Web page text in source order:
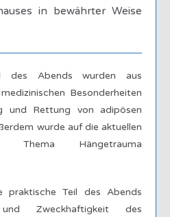
in bewährter Weise
des Abends wurden aus
Besonderheiten
und Rettung von adipösen
wurde auf die aktuellen
Thema Hängetrauma
praktische Teil des Abends
Zweckhaftigkeit des